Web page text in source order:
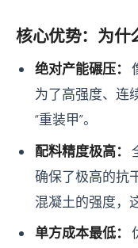
核心优势：为什
绝对产能碾压：
为了高强度、连
“重装甲”。
配料精度极高：
确保了极高的抗
混凝土的强度，
单方成本最低：